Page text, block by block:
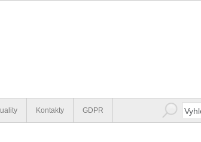
Kontakty GDPR